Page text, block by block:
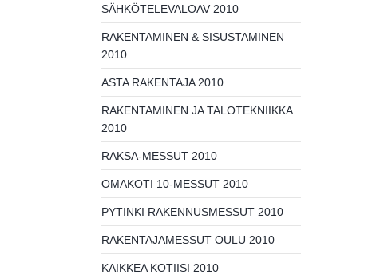
SÄHKÖTELEVALOAV 2010
RAKENTAMINEN & SISUSTAMINEN
2010
ASTA RAKENTAJA 2010
RAKENTAMINEN JA TALOTEKNIIKKA
2010
RAKSA-MESSUT 2010
OMAKOTI 10-MESSUT 2010
PYTINKI RAKENNUSMESSUT 2010
RAKENTAJAMESSUT OULU 2010
KAIKKEA KOTIISI 2010